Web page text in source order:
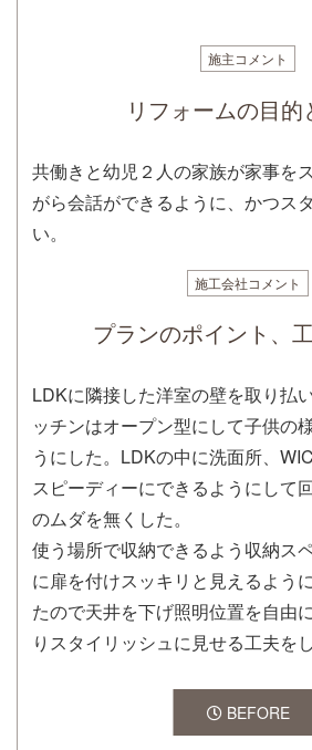
施主コメント
リフォームの目的
共働きと幼児２人の家族が家事を
がら会話ができるように、かつス
い。
施工会社コメント
プランのポイント、
LDKに隣接した洋室の壁を取り払
ッチンはオープン型にして子供の
うにした。LDKの中に洗面所、
スピーディーにできるようにして
のムダを無くした。
使う場所で収納できるよう収納ス
に扉を付けスッキリと見えるよう
たので天井を下げ照明位置を自由
りスタイリッシュに見せる工夫をし
BEFORE